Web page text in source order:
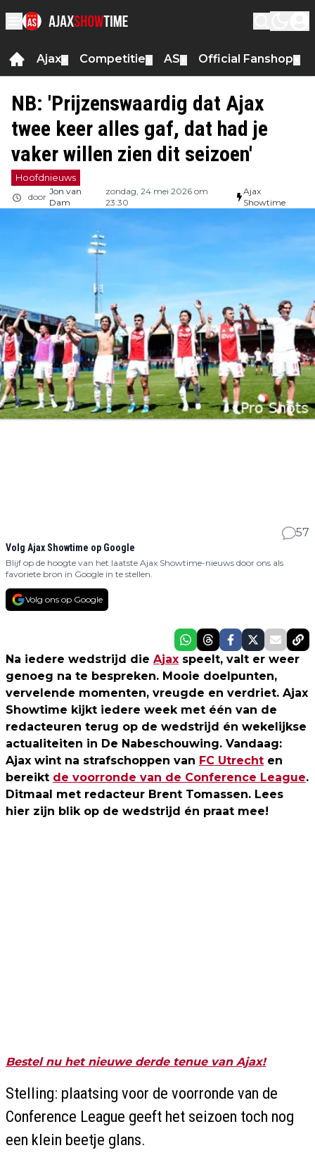
Ajax Competitie AS Official Fanshop
NB: 'Prijzenswaardig dat Ajax
twee keer alles gaf, dat had je
vaker willen zien dit seizoen'
Hoofdnieuws
door
Jon van
Dam
zondag, 24 mei 2026 om
23:30
Ajax
Showtime
57
Volg Ajax Showtime op Google
Blijf op de hoogte van het laatste Ajax Showtime-nieuws door ons als
favoriete bron in Google in te stellen.
Volg ons op Google
Na iedere wedstrijd die Ajax speelt, valt er weer
genoeg na te bespreken. Mooie doelpunten,
vervelende momenten, vreugde en verdriet. Ajax
Showtime kijkt iedere week met één van de
redacteuren terug op de wedstrijd én wekelijkse
actualiteiten in De Nabeschouwing. Vandaag:
Ajax wint na strafschoppen van FC Utrecht en
bereikt de voorronde van de Conference League.
Ditmaal met redacteur Brent Tomassen. Lees
hier zijn blik op de wedstrijd én praat mee!
Bestel nu het nieuwe derde tenue van Ajax!
Stelling: plaatsing voor de voorronde van de
Conference League geeft het seizoen toch nog
een klein beetje glans.